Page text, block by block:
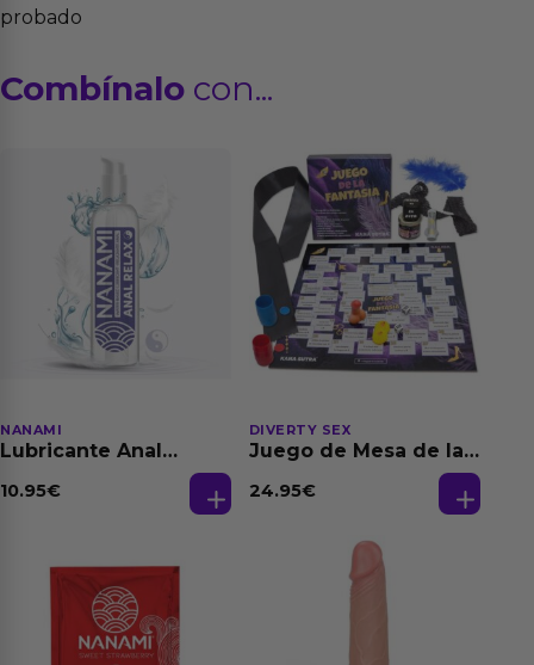
probado
Combínalo con...
NANAMI
Lubricante Anal
Dilatación Base Agua
10.95€
DIVERTY SEX
Juego de Mesa de las
24.95€